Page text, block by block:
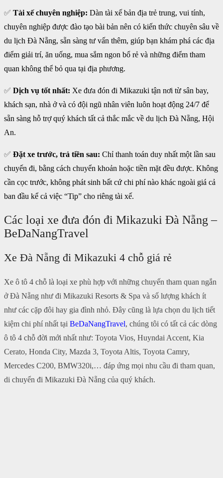
✅ Tài xế chuyên nghiệp: Dàn tài xế bản địa trẻ trung, vui tính,
chuyên nghiệp được đào tạo bài bản nên có kiến thức chuyên sâu về
du lịch Đà Nẵng, sẵn sàng tư vấn thêm, giúp bạn khám phá các địa
điểm giải trí, ăn uống, mua sắm ngon bổ rẻ và những điểm tham
quan không thể bỏ qua tại địa phương.
✅ Dịch vụ tốt nhất: Xe đưa đón đi Mikazuki tận nơi từ sân bay,
khách sạn, nhà ở và có đội ngũ nhân viên luôn hoạt động 24/7 để
sẵn sàng hỗ trợ quý khách tất cả thắc mắc về du lịch Đà Nẵng, Hội
An.
✅ Đặt xe trước, trả tiền sau: Chỉ thanh toán duy nhất một lần sau
chuyến đi, bằng cách chuyển khoản hoặc tiền mặt đều được. Không
cần cọc trước, không phát sinh bất cứ chi phí nào khác ngoài giá cả
ban đầu kể cả việc “Tip” cho riêng tài xế.
Các loại xe đưa đón đi Mikazuki Đà Nẵng –
BeDaNangTravel
Xe Đà Nẵng đi Mikazuki 4 chỗ giá rẻ
Xe ô tô 4 chỗ là loại xe phù hợp với những chuyến tham quan ngắn
ở Đà Nẵng như đi Mikazuki Resorts & Spa và số lượng khách ít
như các cặp đôi hay gia đình nhỏ. Đây cũng là lựa chọn du lịch tiết
kiệm chi phí nhất tại BeDaNangTravel, chúng tôi có tất cả các dòng
ô tô 4 chỗ đời mới nhất như: Toyota Vios, Huyndai Accent, Kia
Cerato, Honda City, Mazda 3, Toyota Altis, Toyota Camry,
Mercedes C200, BMW320i,… đáp ứng mọi nhu cầu đi tham quan,
di chuyển đi Mikazuki Đà Nẵng của quý khách.